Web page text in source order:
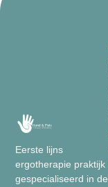
Eerste lijns
ergotherapie praktijk
gespecialiseerd in de